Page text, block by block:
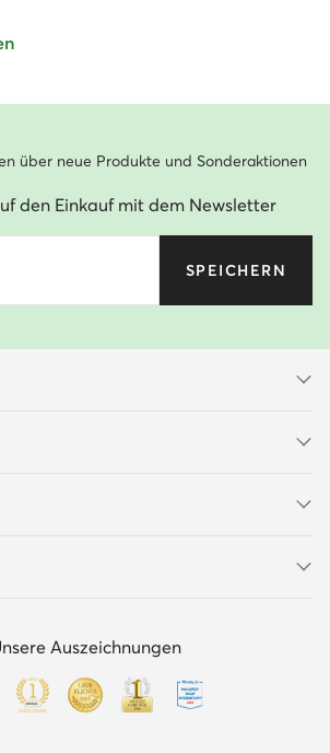
über neue Produkte und Sonderaktionen
den Einkauf mit dem Newsletter
SPEICHERN
Auszeichnungen